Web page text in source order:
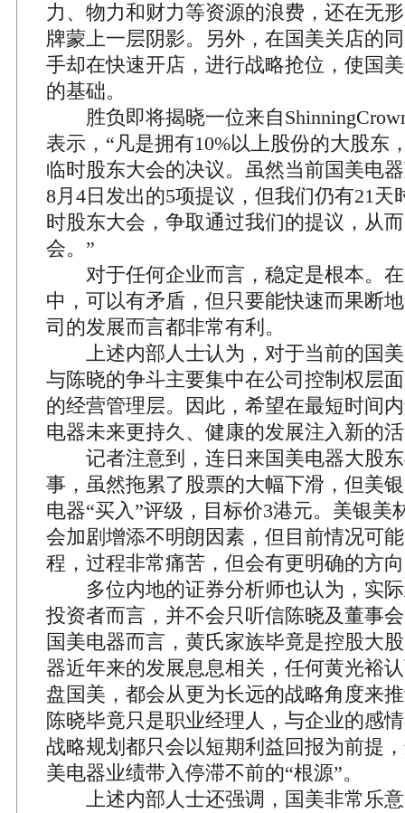
力、物力和财力等资源的浪费，还在无
牌蒙上一层阴影。另外，在国美关店的
手却在快速开店，进行战略抢位，使国
的基础。
胜负即将揭晓一位来自
表示，“凡是拥有10%以上股份的大股东
临时股东大会的决议。虽然当前国美电
8月4日发出的5项提议，但我们仍有21天
时股东大会，争取通过我们的提议，从
会。”
对于任何企业而言，稳定是根本。在
中，可以有矛盾，但只要能快速而果断
司的发展而言都非常有利。
上述内部人士认为，对于当前的国美
与陈晓的争斗主要集中在公司控制权层
的经营管理层。因此，希望在最短时间
电器未来更持久、健康的发展注入新的
记者注意到，连日来国美电器大股东
事，虽然拖累了股票的大幅下滑，但美
电器“买入”评级，目标价3港元。美银美
会加剧增添不明朗因素，但目前情况可
程，过程非常痛苦，但会有更明确的方
多位内地的证券分析师也认为，实际
投资者而言，并不会只听信陈晓及董事
国美电器而言，黄氏家族毕竟是控股大
器近年来的发展息息相关，任何黄光裕
盘国美，都会从更为长远的战略角度来
陈晓毕竟只是职业经理人，与企业的感
战略规划都只会以短期利益回报为前提
美电器业绩带入停滞不前的“根源”。
上述内部人士还强调，国美非常乐意